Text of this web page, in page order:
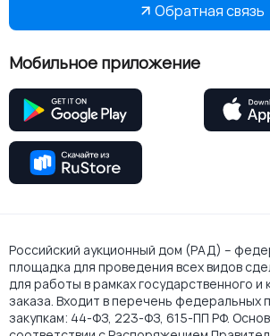
Обратная связь
Мобильное приложение
Российский аукционный дом (РАД) –
площадка для проведения всех видов
для работы в рамках государственного и
заказа. Входит в перечень федеральных
закупкам: 44-ФЗ, 223-ФЗ, 615-ПП РФ.